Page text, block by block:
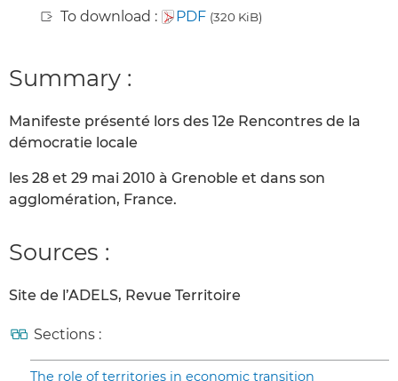
To download :
PDF (320 KiB)
Summary :
Manifeste présenté lors des 12e Rencontres de la
démocratie locale
les 28 et 29 mai 2010 à Grenoble et dans son
agglomération, France.
Sources :
Site de l’ADELS, Revue Territoire
Sections :
The role of territories in economic transition